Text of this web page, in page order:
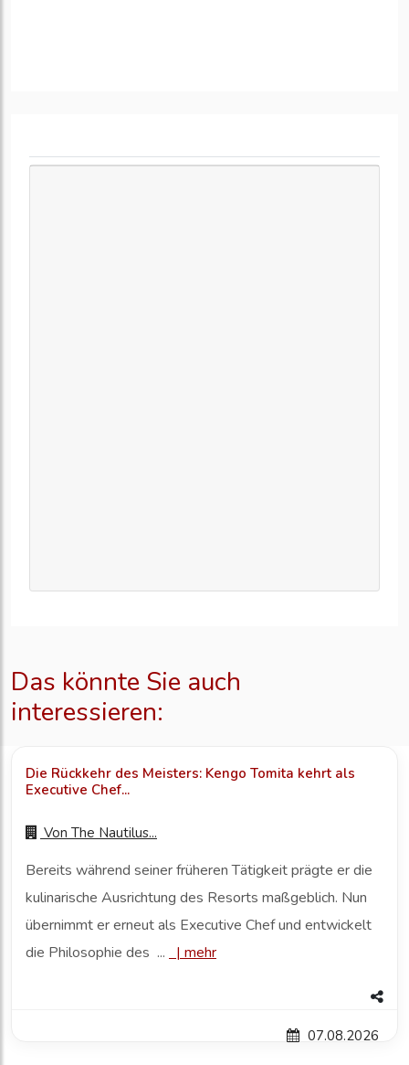
Das könnte Sie auch
interessieren:
Die Rückkehr des Meisters: Kengo Tomita kehrt als
Executive Chef...
Von The Nautilus...
Bereits während seiner früheren Tätigkeit prägte er die
kulinarische Ausrichtung des Resorts maßgeblich. Nun
übernimmt er erneut als Executive Chef und entwickelt
die Philosophie des ...
| mehr
07.08.2026